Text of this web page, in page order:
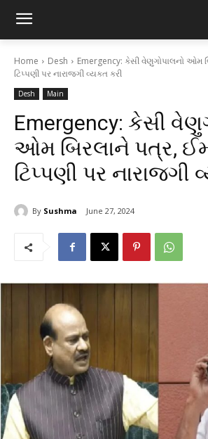
Home Desh
Emergency: કેસી વેણુગોપાલનો ઓમ
ટિપ્પણી પર નારાજગી વ્યક્ત કરી
Desh Main
Emergency: કેસી
ઓમ બિરલાને પત્ર,
ટિપ્પણી પર નારાજગી
By Sushma June 27, 2024